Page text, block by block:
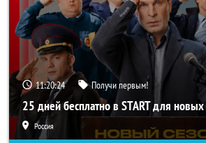
11:20:22 Получи первым!
25 дней бесплатно в START для
Россия